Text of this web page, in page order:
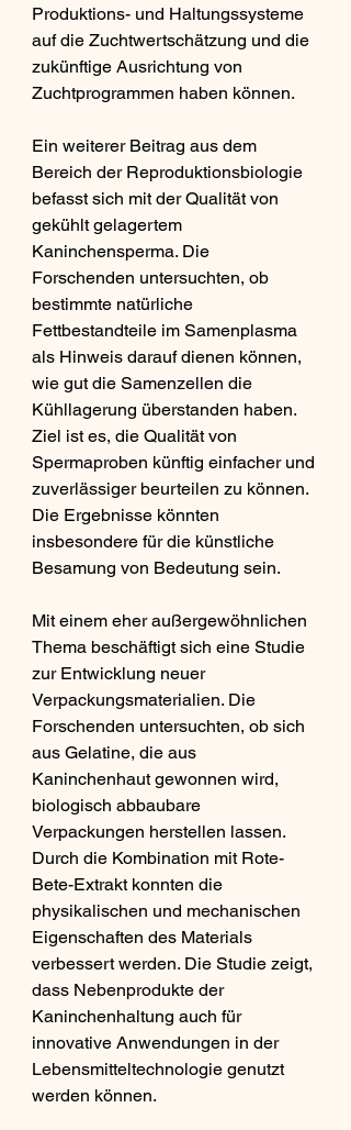
Produktions- und Haltungssysteme
auf die Zuchtwertschätzung und die
zukünftige Ausrichtung von
Zuchtprogrammen haben können.
Ein weiterer Beitrag aus dem
Bereich der Reproduktionsbiologie
befasst sich mit der Qualität von
gekühlt gelagertem
Kaninchensperma. Die
Forschenden untersuchten, ob
bestimmte natürliche
Fettbestandteile im Samenplasma
als Hinweis darauf dienen können,
wie gut die Samenzellen die
Kühllagerung überstanden haben.
Ziel ist es, die Qualität von
Spermaproben künftig einfacher und
zuverlässiger beurteilen zu können.
Die Ergebnisse könnten
insbesondere für die künstliche
Besamung von Bedeutung sein.
Mit einem eher außergewöhnlichen
Thema beschäftigt sich eine Studie
zur Entwicklung neuer
Verpackungsmaterialien. Die
Forschenden untersuchten, ob sich
aus Gelatine, die aus
Kaninchenhaut gewonnen wird,
biologisch abbaubare
Verpackungen herstellen lassen.
Durch die Kombination mit Rote-
Bete-Extrakt konnten die
physikalischen und mechanischen
Eigenschaften des Materials
verbessert werden. Die Studie zeigt,
dass Nebenprodukte der
Kaninchenhaltung auch für
innovative Anwendungen in der
Lebensmitteltechnologie genutzt
werden können.